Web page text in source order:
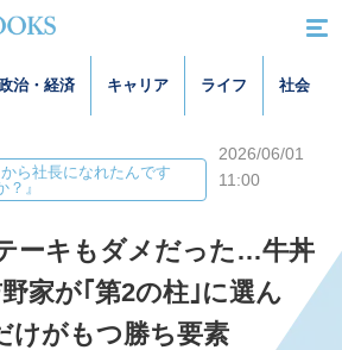
治・経済 キャリア ライフ 社会
ら社長になれたんです
？』
2026/06/01
11:00
ーキもダメだった…牛丼
家が｢第2の柱｣に選ん
けがもつ勝ち要素